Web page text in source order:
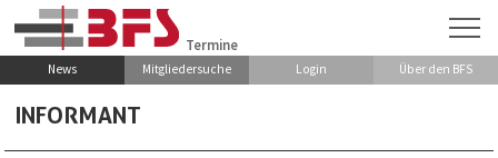
Zum Hauptinhalt springen
Termine
News Mitgliedersuche Login Über den BFS
INFORMANT